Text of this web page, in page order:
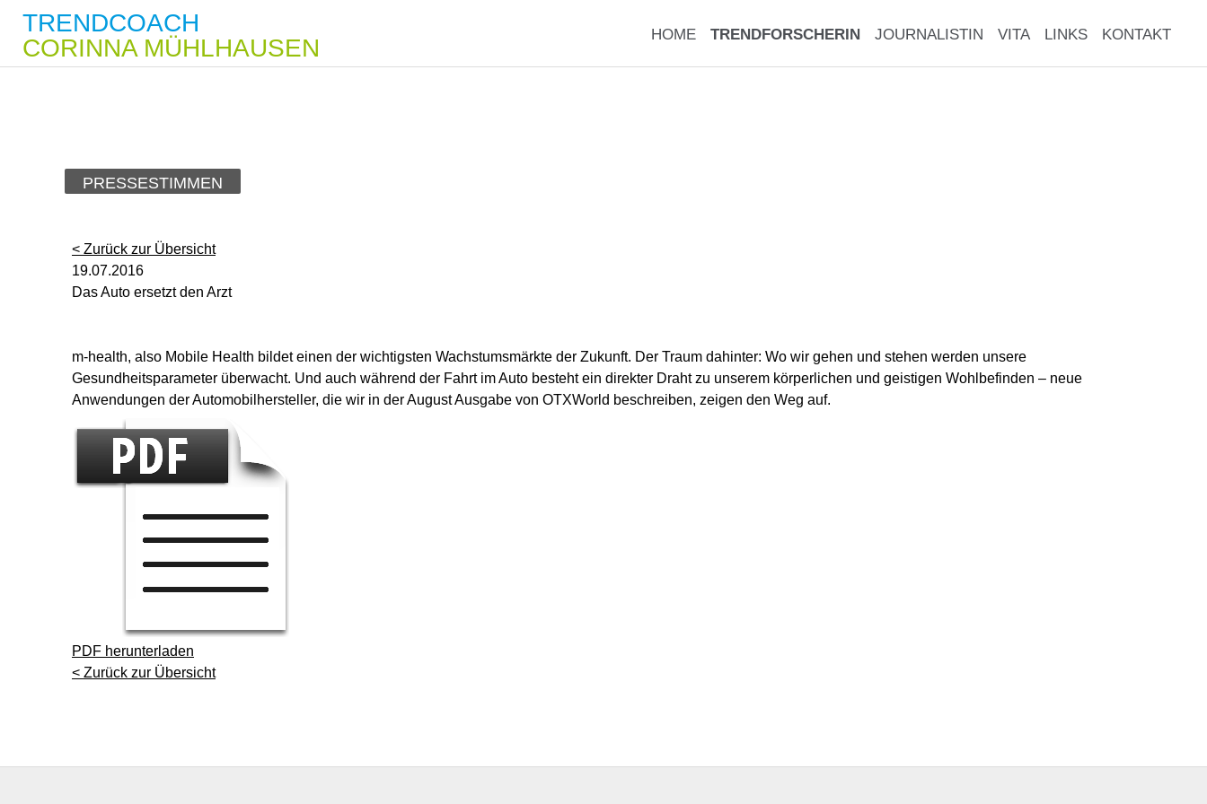
TRENDCOACH
CORINNA MÜHLHAUSEN
HOME TRENDFORSCHERIN JOURNALISTIN VITA LINKS KONTAKT
PRESSESTIMMEN
< Zurück zur Übersicht
19.07.2016
Das Auto ersetzt den Arzt
m-health, also Mobile Health bildet einen der wichtigsten Wachstumsmärkte der Zukunft. Der Traum dahinter: Wo wir gehen und stehen werden unsere
Gesundheitsparameter überwacht. Und auch während der Fahrt im Auto besteht ein direkter Draht zu unserem körperlichen und geistigen Wohlbefinden – neue
Anwendungen der Automobilhersteller, die wir in der August Ausgabe von OTXWorld beschreiben, zeigen den Weg auf.
PDF herunterladen
< Zurück zur Übersicht